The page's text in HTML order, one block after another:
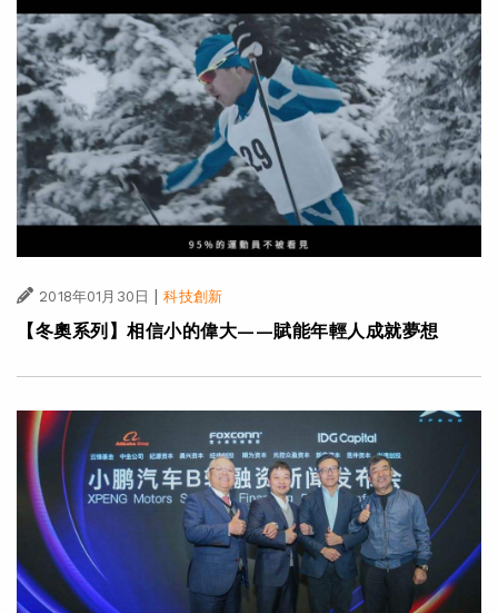
2018年01月30日 | 科技創新
【冬奧系列】相信小的偉大——賦能年輕人成就夢想